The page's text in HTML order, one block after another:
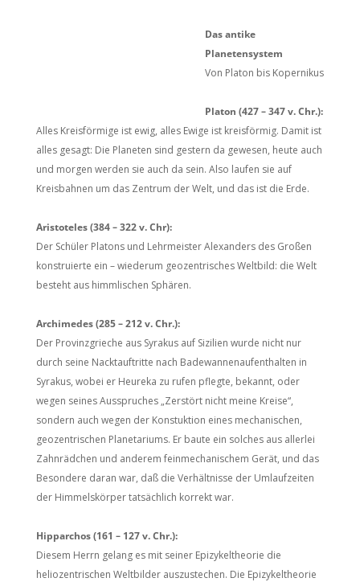
Das antike
Planetensystem
Von Platon bis Kopernikus
Platon (427 – 347 v. Chr.):
Alles Kreisförmige ist ewig, alles Ewige ist kreisförmig. Damit ist
alles gesagt: Die Planeten sind gestern da gewesen, heute auch
und morgen werden sie auch da sein. Also laufen sie auf
Kreisbahnen um das Zentrum der Welt, und das ist die Erde.
Aristoteles (384 – 322 v. Chr):
Der Schüler Platons und Lehrmeister Alexanders des Großen
konstruierte ein – wiederum geozentrisches Weltbild: die Welt
besteht aus himmlischen Sphären.
Archimedes (285 – 212 v. Chr.):
Der Provinzgrieche aus Syrakus auf Sizilien wurde nicht nur
durch seine Nacktauftritte nach Badewannenaufenthalten in
Syrakus, wobei er Heureka zu rufen pflegte, bekannt, oder
wegen seines Ausspruches „Zerstört nicht meine Kreise“,
sondern auch wegen der Konstuktion eines mechanischen,
geozentrischen Planetariums. Er baute ein solches aus allerlei
Zahnrädchen und anderem feinmechanischem Gerät, und das
Besondere daran war, daß die Verhältnisse der Umlaufzeiten
der Himmelskörper tatsächlich korrekt war.
Hipparchos (161 – 127 v. Chr.):
Diesem Herrn gelang es mit seiner Epizykeltheorie die
heliozentrischen Weltbilder auszustechen. Die Epizykeltheorie